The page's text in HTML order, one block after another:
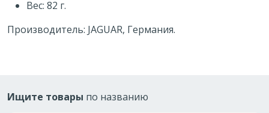
Вес: 82 г.
Производитель: JAGUAR, Германия.
Ищите товары по названию